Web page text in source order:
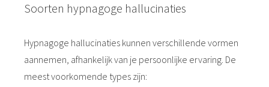
Soorten hypnagoge hallucinaties
Hypnagoge hallucinaties kunnen verschillende vormen
aannemen, afhankelijk van je persoonlijke ervaring. De
meest voorkomende types zijn: